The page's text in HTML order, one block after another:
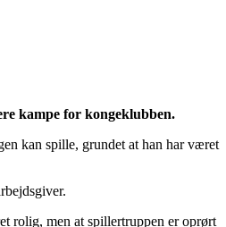
kampe for kongeklubben.
kan spille, grundet at han har været
rolig, men at spillertruppen er oprørt